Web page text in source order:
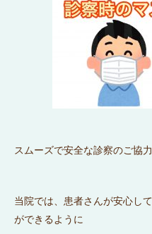
スムーズで安全な診察のご協
当院では、患者さんが安心し
ができるように